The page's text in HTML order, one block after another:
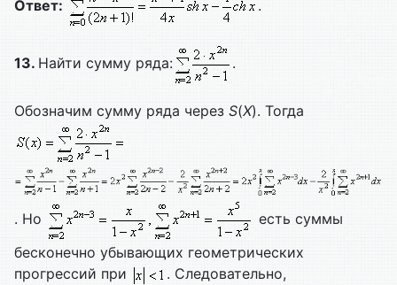
Ответ: .
13. Найти сумму ряда: .
Обозначим сумму ряда через S(X). Тогда
. Но
есть суммы
бесконечно убывающих геометрических
прогрессий при
. Следовательно,